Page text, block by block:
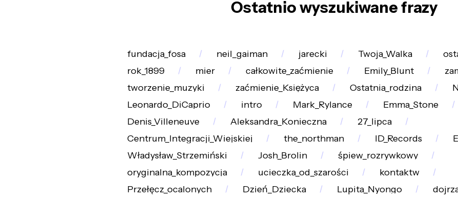
Ostatnio wyszukiwane frazy
fundacja_fosa neil_gaiman jarecki Twoja_Walka
rok_1899
mier całkowite_zaćmienie Emily_Blunt
tworzenie_muzyki
zaćmienie_Księżyca Ostatnia_rodzina
Leonardo_DiCaprio
intro Mark_Rylance Emma_Stone
Denis_Villeneuve
Aleksandra_Konieczna
27_lipca
Centrum_Integracji_Wiejskiej
the_northman ID_Records
Władysław_Strzemiński
Josh_Brolin
śpiew_rozrywkowy
oryginalna_kompozycja
ucieczka_od_szarości
kontaktw
Przełęcz_ocalonych
Dzień_Dziecka Lupita_Nyongo